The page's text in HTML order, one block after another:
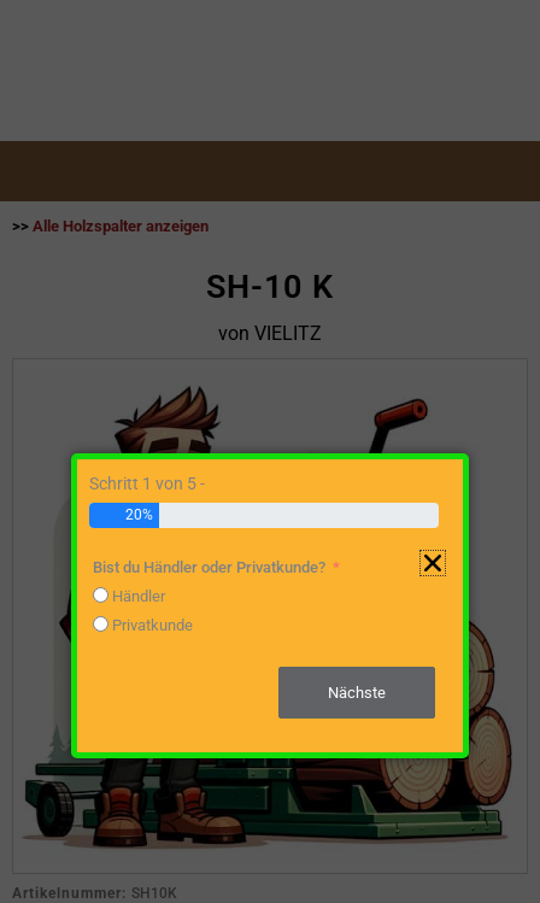
>> Alle Holzspalter anzeigen
SH-10 K
von VIELITZ
Artikelnummer: SH10K
Schritt 1 von 5 -
20%
Bist du Händler oder Privatkunde?
Händler
Privatkunde
Nächste